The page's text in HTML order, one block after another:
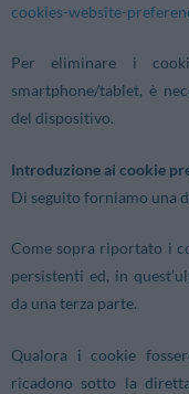
cookies-website-
Per eliminare i
smartphone/tablet, è
del dispositivo.
Introduzione ai cookie
Di seguito forniamo una
Come sopra riportato i
persistenti ed, in
da una terza parte.
Qualora i cookie
ricadono sotto la